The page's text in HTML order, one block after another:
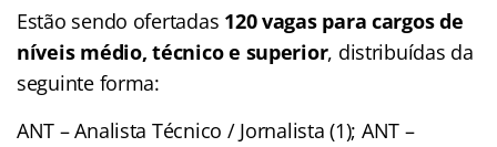
Estão sendo ofertadas 120 vagas para cargos de
níveis médio, técnico e superior, distribuídas da
seguinte forma:
ANT – Analista Técnico / Jornalista (1); ANT –